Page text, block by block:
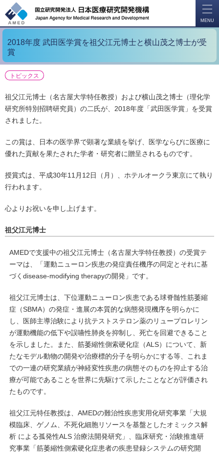
MENU
2018年度 武田医学賞を祖父江元博士と横山茂之博士が受
賞
トピックス
祖父江元博士（名古屋大学特任教授）および横山茂之博士（理化学
研究所特別招聘研究員）の二氏が、2018年度「武田医学賞」を受賞
されました。
この賞は、日本の医学界で顕著な業績を挙げ、医学ならびに医療に
優れた貢献を果たされた学者・研究者に贈呈されるものです。
授賞式は、平成30年11月12日（月）、ホテルオークラ東京にて執り
行われます。
心よりお祝いを申し上げます。
祖父江元博士
AMEDで支援中の祖父江元博士（名古屋大学特任教授）の受賞テ
ーマは、「運動ニューロン疾患の発症責任機序の同定とそれに基
づくdisease-modifying therapyの開発」です。
祖父江元博士は、下位運動ニューロン疾患である球脊髄性筋萎縮
症（SBMA）の発症・進展の本質的な病態発現機序を明らかに
し、医師主導治験により抗テストステロン薬のリュープロレリン
が運動機能の低下や誤嚥性肺炎を抑制し、死亡を回避できること
を示しました。また、筋萎縮性側索硬化症（ALS）について、新
たなモデル動物の開発や治療標的分子を明らかにする等、これま
での一連の研究業績が神経変性疾患の病態そのものを抑止する治
療が可能であることを世界に先駆けて示したことなどが評価され
たものです。
祖父江元特任教授は、AMEDの難治性疾患実用化研究事業「大規
模臨床、ゲノム、不死化細胞リソースを基盤としたオミックス解
析 による孤発性ALS 治療法開発研究」、臨床研究・治験推進研
究事業「筋萎縮性側索硬化症患者の疾患登録システムの研究開